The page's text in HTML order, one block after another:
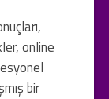
online
bir